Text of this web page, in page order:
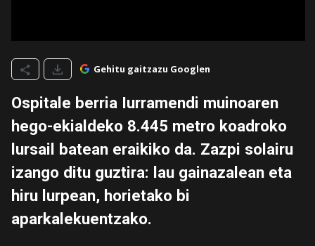
Gehitu gaitzazu Googlen
Ospitale berria Iurramendi muinoaren
hego-ekialdeko 8.445 metro koadroko
lursail batean eraikiko da. Zazpi solairu
izango ditu guztira: lau gainazalean eta
hiru lurpean, horietako bi
aparkalekuentzako.